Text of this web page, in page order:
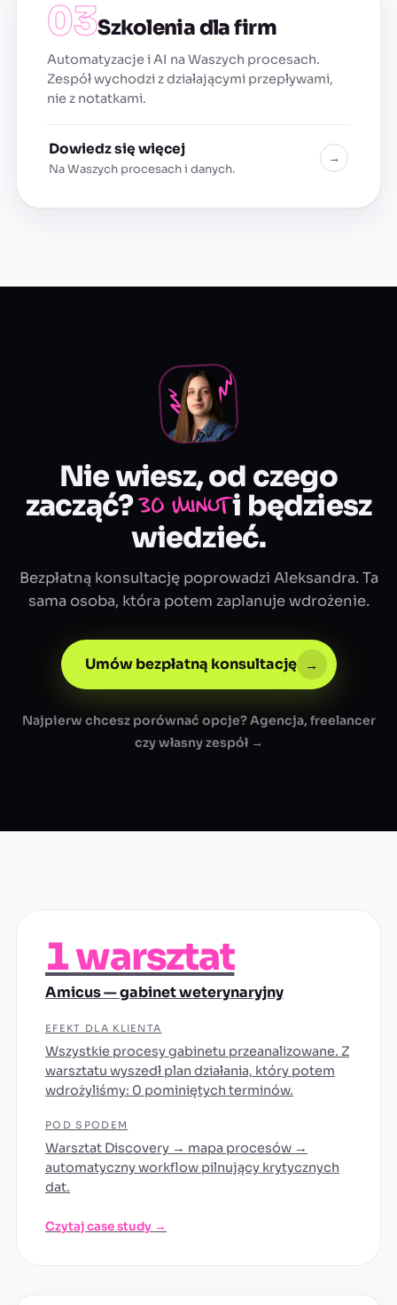
Szkolenia dla firm
Automatyzacje i AI na Waszych procesach.
Zespół wychodzi z działającymi przepływami,
nie z notatkami.
Dowiedz się więcej
Na Waszych procesach i danych.
→
Nie wiesz, od czego
zacząć?30 minuti będziesz
wiedzieć.
Bezpłatną konsultację poprowadzi Aleksandra. Ta
sama osoba, która potem zaplanuje wdrożenie.
Umów bezpłatną konsultację →
Najpierw chcesz porównać opcje? Agencja, freelancer
czy własny zespół →
1 warsztat
Amicus — gabinet weterynaryjny
EFEKT DLA KLIENTA
Wszystkie procesy gabinetu przeanalizowane. Z
warsztatu wyszedł plan działania, który potem
wdrożyliśmy: 0 pominiętych terminów.
POD SPODEM
Warsztat Discovery → mapa procesów →
automatyczny workflow pilnujący krytycznych
dat.
Czytaj case study →